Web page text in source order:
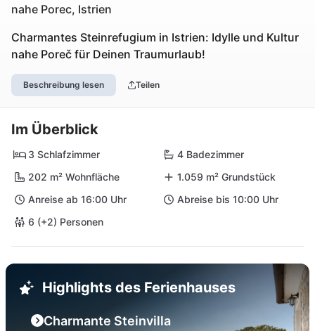
nahe Porec, Istrien
Charmantes Steinrefugium in Istrien: Idylle und Kultur
nahe Poreč für Deinen Traumurlaub!
Beschreibung lesen Teilen
Im Überblick
3 Schlafzimmer
4 Badezimmer
202 m² Wohnfläche
1.059 m² Grundstück
Anreise ab 16:00 Uhr
Abreise bis 10:00 Uhr
6 (+2) Personen
Highlights des Ferienhauses
Charmante Steinvilla